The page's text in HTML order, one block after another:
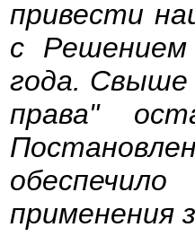
привести
с
года. Свыше
права"
применения